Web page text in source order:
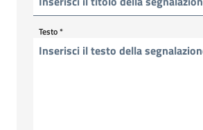
Testo*